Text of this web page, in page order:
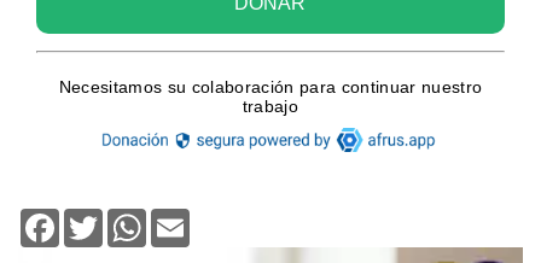
Facebook
TwitterWhatsApp